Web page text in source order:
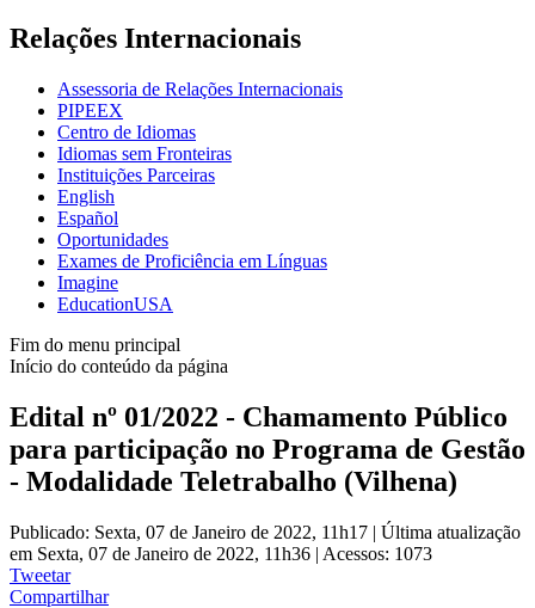
Relações Internacionais
Assessoria de Relações Internacionais
PIPEEX
Centro de Idiomas
Idiomas sem Fronteiras
Instituições Parceiras
English
Español
Oportunidades
Exames de Proficiência em Línguas
Imagine
EducationUSA
Fim do menu principal
Início do conteúdo da página
Edital nº 01/2022 - Chamamento Público
para participação no Programa de Gestão
- Modalidade Teletrabalho (Vilhena)
Publicado: Sexta, 07 de Janeiro de 2022, 11h17 | Última atualização
em Sexta, 07 de Janeiro de 2022, 11h36 | Acessos: 1073
Tweetar
Compartilhar